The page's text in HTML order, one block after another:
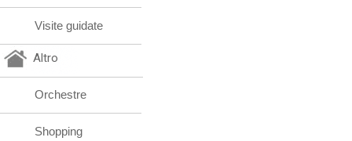
Visite guidate
Altro
Orchestre
Shopping